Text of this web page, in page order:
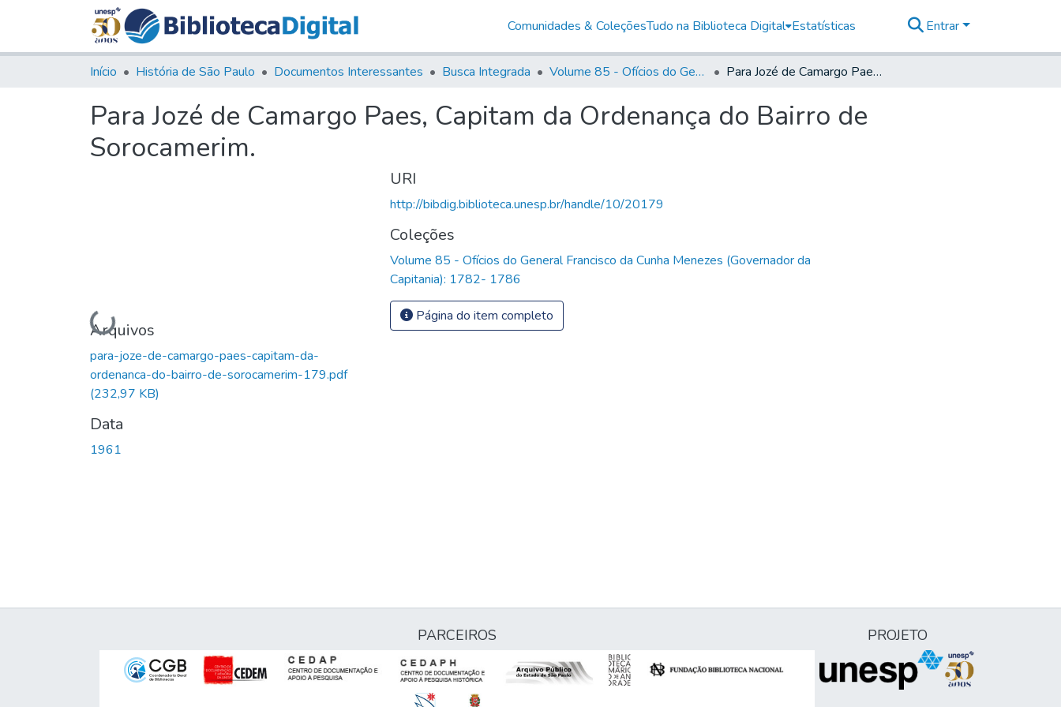
Comunidades & ColeçõesTudo na Biblioteca Digital Estatísticas Entrar
Início História de São Paulo Documentos Interessantes Busca Integrada Volume 85 - Ofícios do General Francisco da Cunha Menezes (Governador da Capitania): 1782- 1786 Para Jozé de Camargo Paes, Capitam da Ordenança do Bairro de Sorocamerim.
Para Jozé de Camargo Paes, Capitam da Ordenança do Bairro de
Sorocamerim.
Carregando...
Arquivos
para-joze-de-camargo-paes-capitam-da-
ordenanca-do-bairro-de-sorocamerim-179.pdf
(232,97 KB)
Data
1961
URI
http://bibdig.biblioteca.unesp.br/handle/10/20179
Coleções
Volume 85 - Ofícios do General Francisco da Cunha Menezes (Governador da
Capitania): 1782- 1786
Página do item completo
PARCEIROS PROJETO